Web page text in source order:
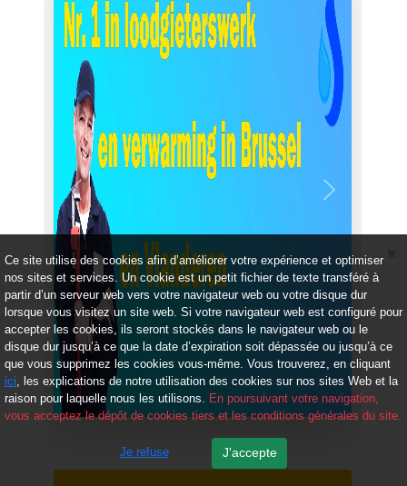
Précédent Suivant
Ce site utilise des cookies afin d’améliorer votre expérience et optimiser
nos sites et services. Un cookie est un petit fichier de texte transféré à
partir d’un serveur web vers votre navigateur web ou votre disque dur
lorsque vous visitez un site web. Si votre navigateur web est configuré pour
accepter les cookies, ils seront stockés dans le navigateur web ou le
disque dur jusqu’à ce que la date d’expiration soit dépassée ou jusqu’à ce
que vous supprimez les cookies vous-même. Vous trouverez, en cliquant
ici, les explications de notre utilisation des cookies sur nos sites Web et la
raison pour laquelle nous les utilisons. En poursuivant votre navigation,
vous acceptez le dépôt de cookies tiers et les conditions générales du site.
Je refuse J'accepte